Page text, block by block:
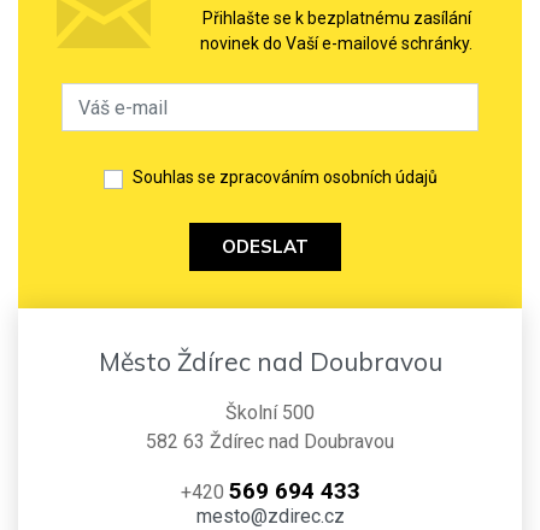
Přihlašte se k bezplatnému zasílání
novinek do Vaší e-mailové schránky.
Souhlas se zpracováním osobních údajů
ODESLAT
Město Ždírec nad Doubravou
Školní 500
582 63 Ždírec nad Doubravou
+420 569 694 433
mesto@zdirec.cz